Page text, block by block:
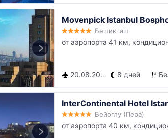
Movenpick Istanbul
Бешикташ
от аэропорта 41 км,
20.08.2026 8 дней
InterContinental Hotel
Бейоглу (Пера)
от аэропорта 40 км,